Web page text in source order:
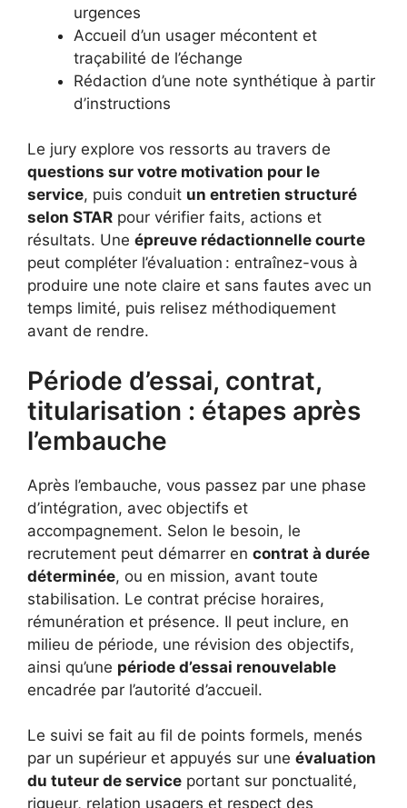
urgences
Accueil d’un usager mécontent et
traçabilité de l’échange
Rédaction d’une note synthétique à partir
d’instructions
Le jury explore vos ressorts au travers de
questions sur votre motivation pour le
service, puis conduit un entretien structuré
selon STAR pour vérifier faits, actions et
résultats. Une épreuve rédactionnelle courte
peut compléter l’évaluation : entraînez-vous à
produire une note claire et sans fautes avec un
temps limité, puis relisez méthodiquement
avant de rendre.
Période d’essai, contrat,
titularisation : étapes après
l’embauche
Après l’embauche, vous passez par une phase
d’intégration, avec objectifs et
accompagnement. Selon le besoin, le
recrutement peut démarrer en contrat à durée
déterminée, ou en mission, avant toute
stabilisation. Le contrat précise horaires,
rémunération et présence. Il peut inclure, en
milieu de période, une révision des objectifs,
ainsi qu’une période d’essai renouvelable
encadrée par l’autorité d’accueil.
Le suivi se fait au fil de points formels, menés
par un supérieur et appuyés sur une évaluation
du tuteur de service portant sur ponctualité,
rigueur, relation usagers et respect des